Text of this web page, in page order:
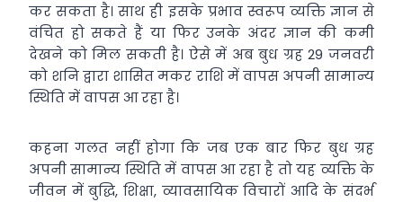
कर सकता है। साथ ही इसके प्रभाव स्वरूप व्यक्ति ज्ञान से
वंचित हो सकते हैं या फिर उनके अंदर ज्ञान की कमी
देखने को मिल सकती है। ऐसे में अब बुध ग्रह 29 जनवरी
को शनि द्वारा शासित मकर राशि में वापस अपनी सामान्य
स्थिति में वापस आ रहा है।
कहना गलत नहीं होगा कि जब एक बार फिर बुध ग्रह
अपनी सामान्य स्थिति में वापस आ रहा है तो यह व्यक्ति के
जीवन में बुद्धि, शिक्षा, व्यावसायिक विचारों आदि के संदर्भ